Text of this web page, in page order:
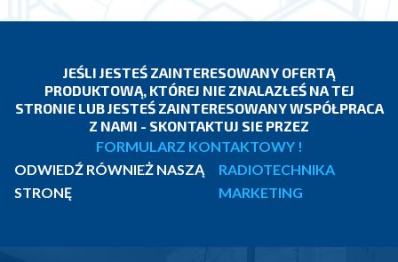
JEŚLI JESTEŚ ZAINTERESOWANY OFERTĄ
PRODUKTOWĄ, KTÓREJ NIE ZNALAZŁEŚ NA TEJ
STRONIE LUB JESTEŚ ZAINTERESOWANY WSPÓŁPRACA
Z NAMI - SKONTAKTUJ SIE PRZEZ
FORMULARZ KONTAKTOWY !
ODWIEDŹ RÓWNIEŻ NASZĄ
STRONĘ
RADIOTECHNIKA
MARKETING